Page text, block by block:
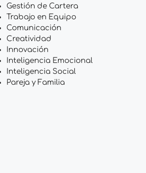
Gestión de Cartera
Trabajo en Equipo
Comunicación
Creatividad
Innovación
Inteligencia Emocional
Inteligencia Social
Pareja y Familia